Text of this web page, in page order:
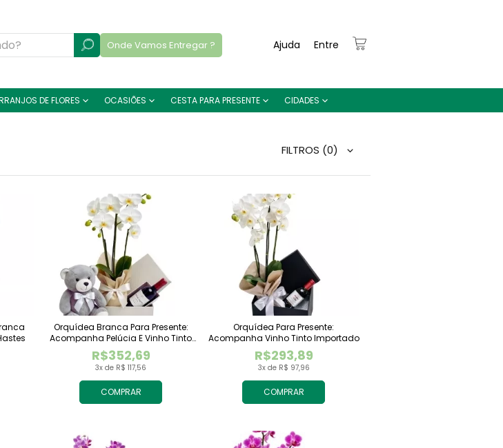
Onde Vamos Entregar ? Entre
Ajuda
DE FLORES OCASIÕES CESTA PARA PRESENTE CIDADES
FILTROS (0)
COMPRAR
3x de R$ 117,56
R$352,69
Orquídea Branca Para Presente:
Acompanha Pelúcia E Vinho Tinto
Importado
COMPRAR
3x de R$ 97,96
R$293,89
Orquídea Para Presente:
Acompanha Vinho Tinto Importado